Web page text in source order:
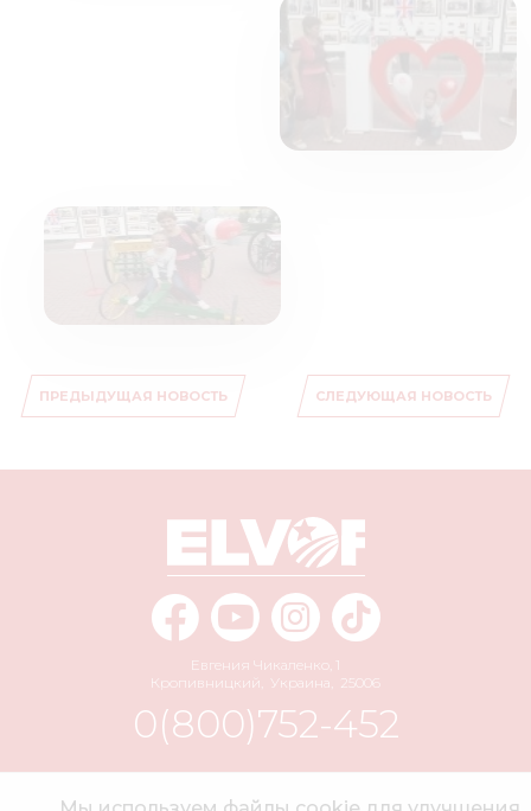
ПРЕДЫДУЩАЯ НОВОСТЬ СЛЕДУЮЩАЯ НОВОСТЬ
Евгения Чикаленко, 1
Кропивницкий
Украина 25006
0(800)752-452
info@elvorti.com